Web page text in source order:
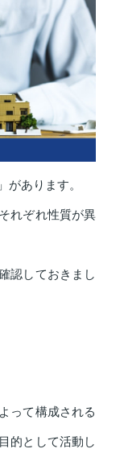
があります。
れぞれ性質が異
認しておきまし
って構成される
的として活動し